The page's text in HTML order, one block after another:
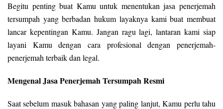
Begitu penting buat Kamu untuk menentukan jasa penerjemah
tersumpah yang berbadan hukum layaknya kami buat membuat
lancar kepentingan Kamu. Jangan ragu lagi, lantaran kami siap
layani Kamu dengan cara profesional dengan penerjemah-
penerjemah terbaik dan legal.
Mengenal Jasa Penerjemah Tersumpah Resmi
Saat sebelum masuk bahasan yang paling lanjut, Kamu perlu tahu